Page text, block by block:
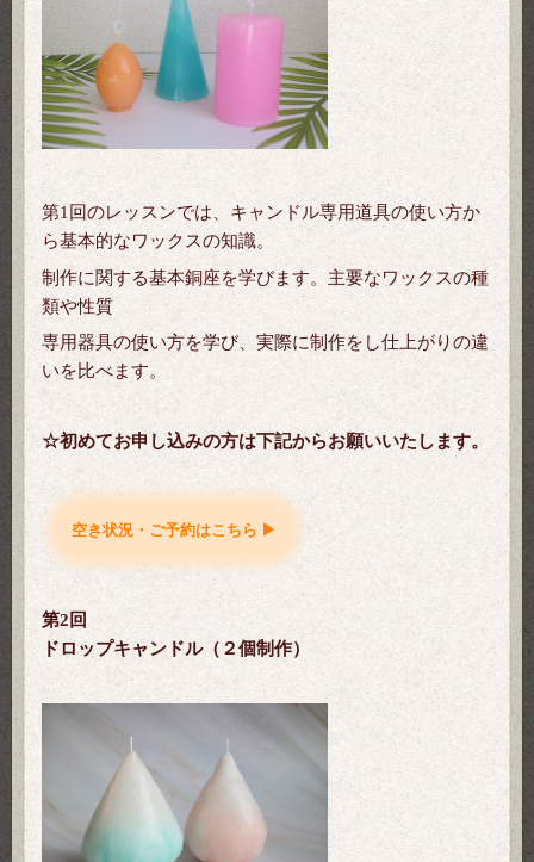
第1回のレッスンでは、キャンドル専用道具の使い方か
ら基本的なワックスの知識。
制作に関する基本銅座を学びます。主要なワックスの種
類や性質
専用器具の使い方を学び、実際に制作をし仕上がりの違
いを比べます。
☆初めてお申し込みの方は下記からお願いいたします。
空き状況・ご予約はこちら ▶
第2回
ドロップキャンドル（２個制作）